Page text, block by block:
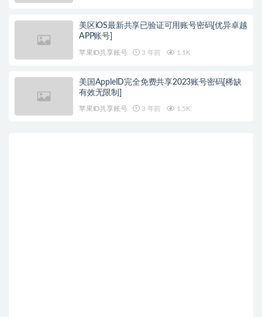
美区iOS最新共享已验证可用账号密码[优异卓越
APP账号]
苹果ID共享账号 3 年前 1.1K
美国AppleID完全免费共享2023账号密码[稀缺
有效无限制]
苹果ID共享账号 3 年前 1.5K